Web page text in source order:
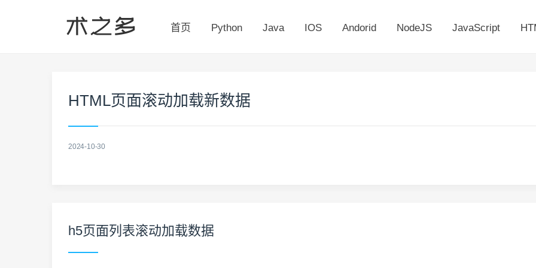
首页 Python Java IOS Andorid NodeJS JavaScript
HTML页面滚动加载新数据
2024-10-30
h5页面列表滚动加载数据